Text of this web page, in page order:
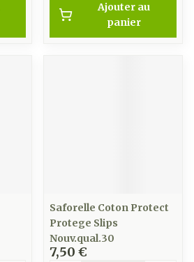
Ajouter au
panier
Saforelle Coton Protect
Protege Slips
Nouv.qual.30
7,50 €